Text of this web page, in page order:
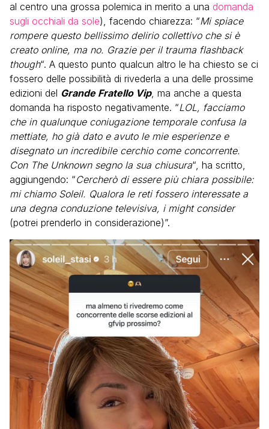
al centro una grossa polemica in merito a una domanda
sugli occhiali da sole), facendo chiarezza: “Mi spiace
rompere questo bellissimo delirio collettivo che si è
creato online, ma no. Grazie per il trauma flashback
though“. A questo punto qualcun altro le ha chiesto se ci
fossero delle possibilità di rivederla a una delle prossime
edizioni del Grande Fratello Vip, ma anche a questa
domanda ha risposto negativamente. “LOL, facciamo
che in qualunque coniugazione temporale confusa la
mettiate, ho già dato e avuto le mie esperienze e
disegnato un incredibile cerchio come concorrente.
Con The Unknown segno la sua chiusura“, ha scritto,
aggiungendo: “Cercherò di essere più chiara possibile:
mi chiamo Soleil. Qualora le reti fossero interessate a
una degna conduzione televisiva, i might consider
(potrei prenderlo in considerazione)”.